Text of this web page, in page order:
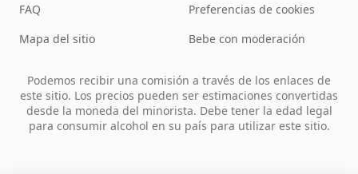
FAQ
Mapa del sitio
Preferencias de cookies
Bebe con moderación
Podemos recibir una comisión a través de los enlaces de
este sitio. Los precios pueden ser estimaciones convertidas
desde la moneda del minorista. Debe tener la edad legal
para consumir alcohol en su país para utilizar este sitio.